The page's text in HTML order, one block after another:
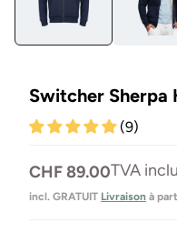
modal
Switcher Sherpa
(9)
Prix
normal
CHF 89.00TVA
incl. GRATUIT Livraison à